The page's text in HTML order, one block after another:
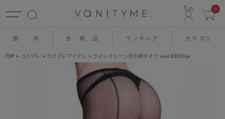
0
新 作 全 商 品 ランキング カテゴリ
TOP コスプレ コスプレアイテム ラインストーン付き網タイツ vcsit-22013-ja